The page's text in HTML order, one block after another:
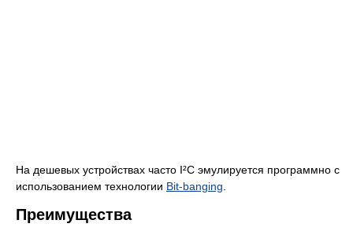
На дешевых устройствах часто I²C эмулируется программно с
использованием технологии Bit-banging
Преимущества